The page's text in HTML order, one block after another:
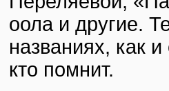
оола и другие.
названиях, как
кто помнит.